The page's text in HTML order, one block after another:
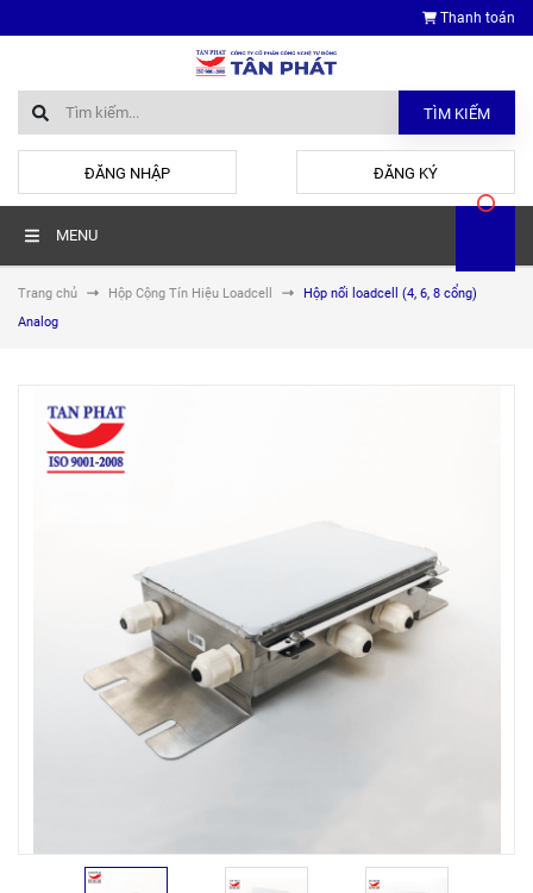
Thanh toán
TÌM KIẾM
ĐĂNG NHẬP ĐĂNG KÝ
MENU
Trang chủ Hộp Cộng Tín Hiệu Loadcell
Hộp nối loadcell (4, 6, 8 cổng)
Analog